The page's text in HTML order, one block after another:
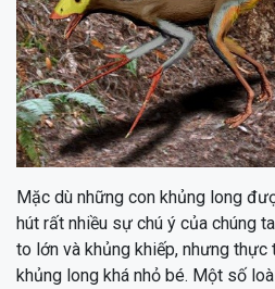
Mặc dù những con khủng long
hút rất nhiều sự chú ý của chúng
to lớn và khủng khiếp, nhưng thực
khủng long khá nhỏ bé. Một số